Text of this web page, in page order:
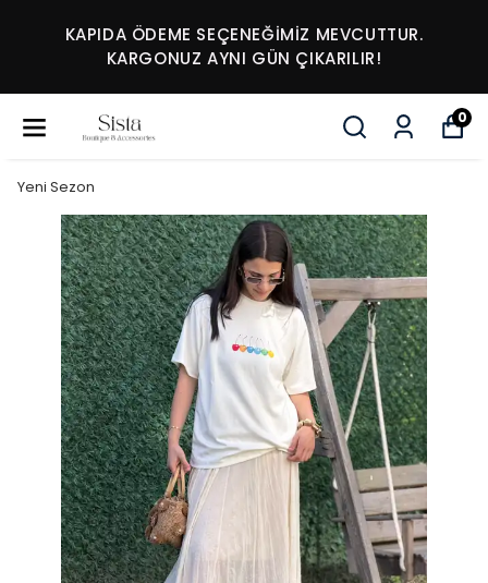
KAPIDA ÖDEME SEÇENEĞİMİZ MEVCUTTUR.
KARGONUZ AYNI GÜN ÇIKARILIR!
0
Yeni Sezon